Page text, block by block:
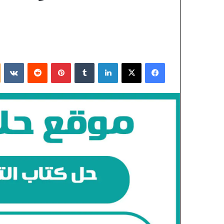
فيسبوكX لينكدإن بينتيريست